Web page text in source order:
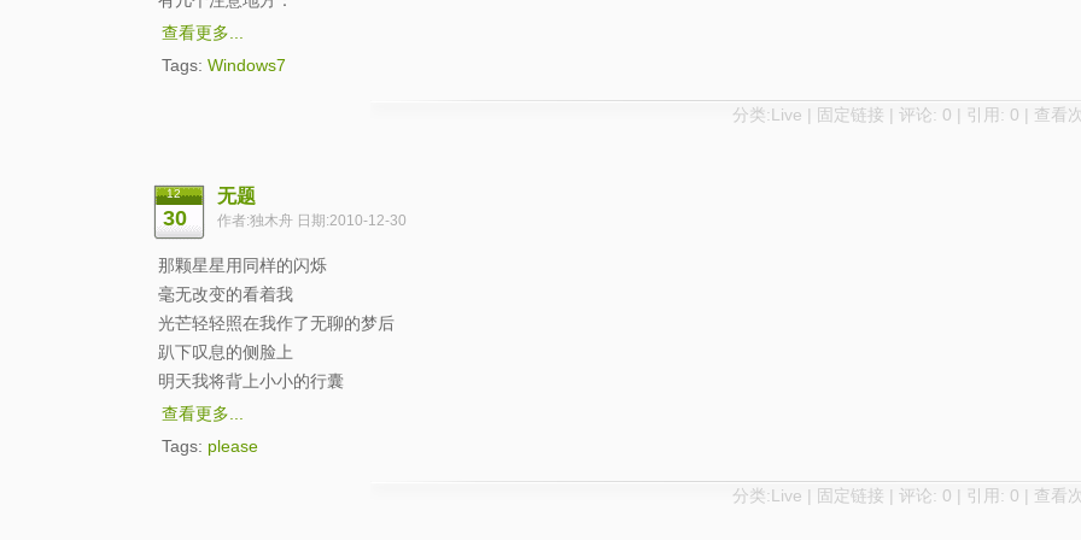
查看更多...
Tags: Windows7
分类:Live | 固定链接 | 评论: 0 | 引用: 0 | 查看
12
30
无题
作者:独木舟 日期:2010-12-30
那颗星星用同样的闪烁
毫无改变的看着我
光芒轻轻照在我作了无聊的梦后
趴下叹息的侧脸上
明天我将背上小小的行囊
查看更多...
Tags: please
分类:Live | 固定链接 | 评论: 0 | 引用: 0 | 查看